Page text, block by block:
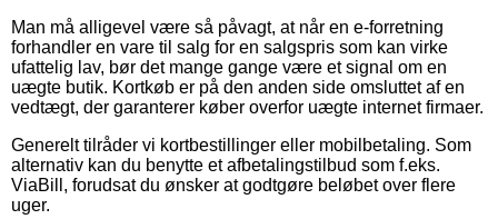
Man må alligevel være så påvagt, at når en e-forretning
forhandler en vare til salg for en salgspris som kan virke
ufattelig lav, bør det mange gange være et signal om en
uægte butik. Kortkøb er på den anden side omsluttet af en
vedtægt, der garanterer køber overfor uægte internet firmaer.
Generelt tilråder vi kortbestillinger eller mobilbetaling. Som
alternativ kan du benytte et afbetalingstilbud som f.eks.
ViaBill, forudsat du ønsker at godtgøre beløbet over flere
uger.